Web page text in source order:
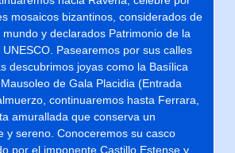
mosaicos bizantinos, considerados de
y declarados Patrimonio de la
Pasearemos por sus calles
descubrimos joyas como la Basílica
de Gala Placidia (Entrada
continuaremos hasta Ferrara,
amurallada que conserva un
y sereno. Conoceremos su casco
por el imponente Castillo Estense y